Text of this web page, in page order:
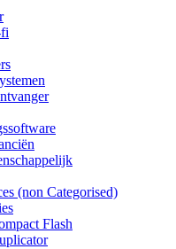
(non Categorised)
Flash